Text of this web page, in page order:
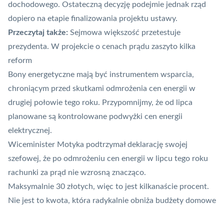
dochodowego. Ostateczną decyzję podejmie jednak rząd
dopiero na etapie finalizowania projektu ustawy.
Przeczytaj także: Sejmowa większość przetestuje
prezydenta. W projekcie o cenach prądu zaszyto kilka
reform
Bony energetyczne mają być instrumentem wsparcia,
chroniącym przed skutkami odmrożenia cen energii w
drugiej połowie tego roku. Przypomnijmy, że od lipca
planowane są kontrolowane podwyżki cen energii
elektrycznej.
Wiceminister Motyka podtrzymał deklarację swojej
szefowej, że po odmrożeniu cen energii w lipcu tego roku
rachunki za prąd nie wzrosną znacząco.
Maksymalnie 30 złotych, więc to jest kilkanaście procent.
Nie jest to kwota, która radykalnie obniża budżety domowe